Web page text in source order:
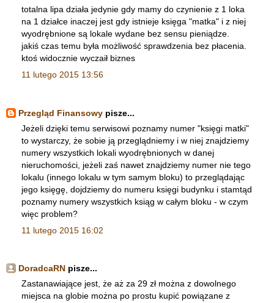
totalna lipa działa jedynie gdy mamy do czynienie z 1 loka
na 1 działce inaczej jest gdy istnieje księga "matka" i z niej
wyodrębnione są lokale wydane bez sensu pieniądze.
jakiś czas temu była możliwość sprawdzenia bez płacenia.
ktoś widocznie wyczaił biznes
11 lutego 2015 13:56
Przegląd Finansowy pisze...
Jeżeli dzięki temu serwisowi poznamy numer "księgi matki"
to wystarczy, że sobie ją przeglądniemy i w niej znajdziemy
numery wszystkich lokali wyodrębnionych w danej
nieruchomości, jeżeli zaś nawet znajdziemy numer nie tego
lokalu (innego lokalu w tym samym bloku) to przeglądając
jego księgę, dojdziemy do numeru księgi budynku i stamtąd
poznamy numery wszystkich ksiąg w całym bloku - w czym
więc problem?
11 lutego 2015 16:02
DoradcaRN pisze...
Zastanawiające jest, że aż za 29 zł można z dowolnego
miejsca na globie można po prostu kupić powiązane z